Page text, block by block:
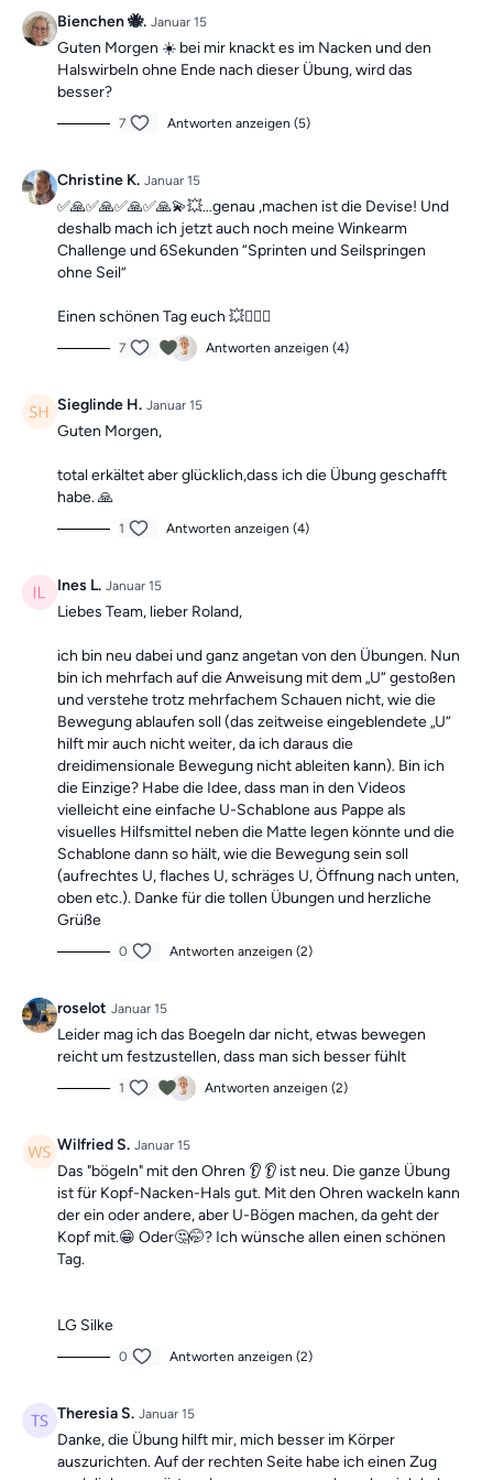
Die Übungen kombinieren Elemente eines Ganzkörpertrainings
mit wechselnden Schwerpunkten und können dir dabei helfen,
Beweglichkeit zu verbessernund Beschwerden aktiv
entgegenzuwirken.
Mach dir keine Sorgen, falls du mal einen Tag verpasst, denn die
“Vergangene Trainings des Tages”
vergangen Einheiten.
Bienchen 🐝. Januar 15
Guten Morgen ☀️ bei mir knackt es im Nacken und den
Halswirbeln ohne Ende nach dieser Übung, wird das
besser?
7 Antworten anzeigen (5)
Christine K. Januar 15
✅🙏✅🙏✅🙏✅🙏💫💥…genau ,machen ist die Devise! Und
deshalb mach ich jetzt auch noch meine Winkearm
Challenge und 6Sekunden “Sprinten und Seilspringen
ohne Seil”
Einen schönen Tag euch 💥🙋🏼‍♀️
7 Antworten anzeigen (4)
Sieglinde H. Januar 15
Guten Morgen,
total erkältet aber glücklich,dass ich die Übung geschafft
habe. 🙏
1 Antworten anzeigen (4)
Ines L. Januar 15
Liebes Team, lieber Roland,
ich bin neu dabei und ganz angetan von den Übungen. Nun
bin ich mehrfach auf die Anweisung mit dem „U“ gestoßen
und verstehe trotz mehrfachem Schauen nicht, wie die
Bewegung ablaufen soll (das zeitweise eingeblendete „U“
hilft mir auch nicht weiter, da ich daraus die
dreidimensionale Bewegung nicht ableiten kann). Bin ich
die Einzige? Habe die Idee, dass man in den Videos
vielleicht eine einfache U-Schablone aus Pappe als
visuelles Hilfsmittel neben die Matte legen könnte und die
Schablone dann so hält, wie die Bewegung sein soll
(aufrechtes U, flaches U, schräges U, Öffnung nach unten,
oben etc.). Danke für die tollen Übungen und herzliche
Grüße
0 Antworten anzeigen (2)
roselot Januar 15
Leider mag ich das Boegeln dar nicht, etwas bewegen
reicht um festzustellen, dass man sich besser fühlt
1 Antworten anzeigen (2)
Wilfried S. Januar 15
Das "bögeln" mit den Ohren 👂 👂 ist neu. Die ganze Übung
ist für Kopf-Nacken-Hals gut. Mit den Ohren wackeln kann
der ein oder andere, aber U-Bögen machen, da geht der
Kopf mit.😁 Oder🤔🤭? Ich wünsche allen einen schönen
Tag.
LG Silke
0 Antworten anzeigen (2)
Theresia S. Januar 15
Danke, die Übung hilft mir, mich besser im Körper
auszurichten. Auf der rechten Seite habe ich einen Zug